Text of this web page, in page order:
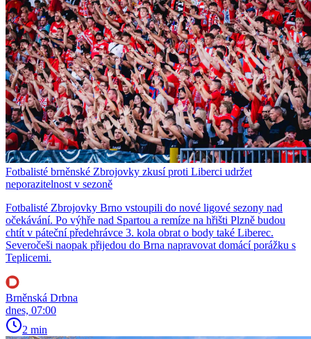
Fotbalisté brněnské Zbrojovky zkusí proti Liberci udržet
neporazitelnost v sezoně
Fotbalisté Zbrojovky Brno vstoupili do nové ligové sezony nad
očekávání. Po výhře nad Spartou a remíze na hřišti Plzně budou
chtít v páteční předehrávce 3. kola obrat o body také Liberec.
Severočeši naopak přijedou do Brna napravovat domácí porážku s
Teplicemi.
Brněnská Drbna
dnes, 07:00
2 min